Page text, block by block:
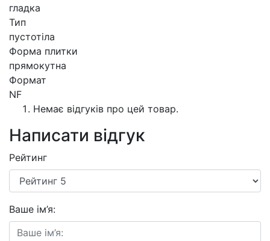
гладка
Тип
пустотіла
Форма плитки
прямокутна
Формат
NF
Немає відгуків про цей товар.
Написати відгук
Рейтинг
Ваше ім’я: